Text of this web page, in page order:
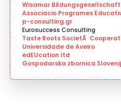
Wisamar Bildungsgesellschaft
Associacio Programes
p-consulting.gr
Eurosuccess Consulting
Taste Roots SocietÃ
Universidade de Aveiro
edEUcation ltd
Gospodarska zbornica